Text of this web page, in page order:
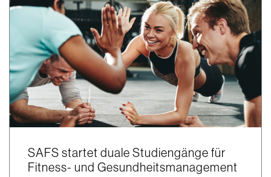
SAFS startet duale Studiengänge für
Fitness- und Gesundheitsmanagement